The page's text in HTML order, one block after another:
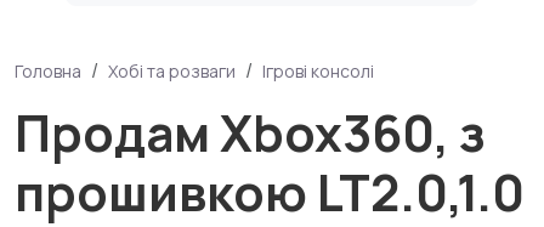
Головна Хобі та розваги Ігрові консолі
Продам Xbox360, з
прошивкою LT2.0,1.0